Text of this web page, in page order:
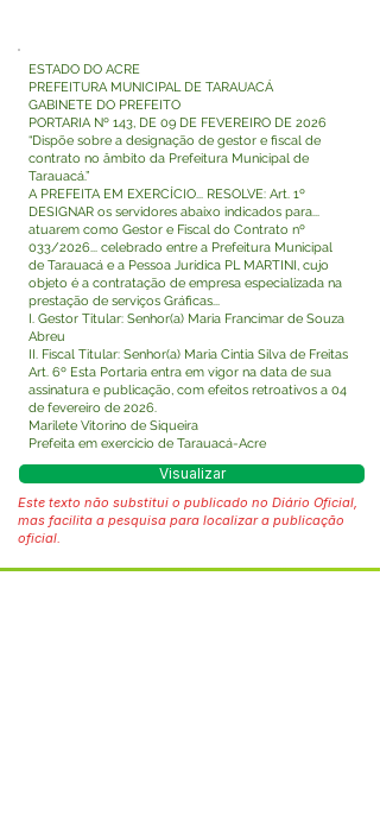
ESTADO DO ACRE
PREFEITURA MUNICIPAL DE TARAUACÁ
GABINETE DO PREFEITO
PORTARIA Nº 143, DE 09 DE FEVEREIRO DE 2026
“Dispõe sobre a designação de gestor e fiscal de
contrato no âmbito da Prefeitura Municipal de
Tarauacá.”
A PREFEITA EM EXERCÍCIO... RESOLVE: Art. 1º
DESIGNAR os servidores abaixo indicados para...
atuarem como Gestor e Fiscal do Contrato nº
033/2026... celebrado entre a Prefeitura Municipal
de Tarauacá e a Pessoa Jurídica PL MARTINI, cujo
objeto é a contratação de empresa especializada na
prestação de serviços Gráficas...
I. Gestor Titular: Senhor(a) Maria Francimar de Souza
Abreu
II. Fiscal Titular: Senhor(a) Maria Cintia Silva de Freitas
Art. 6º Esta Portaria entra em vigor na data de sua
assinatura e publicação, com efeitos retroativos a 04
de fevereiro de 2026.
Marilete Vitorino de Siqueira
Prefeita em exercício de Tarauacá-Acre
Visualizar
Este texto não substitui o publicado no Diário Oficial,
mas facilita a pesquisa para localizar a publicação
oficial.